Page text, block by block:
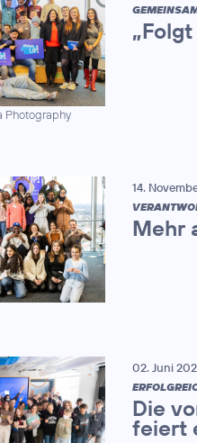
Photography
14.
Mehr
02. Juni
Die
feiert